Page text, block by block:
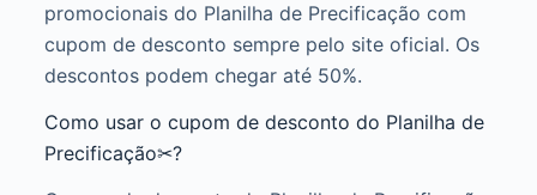
promocionais do Planilha de Precificação com
cupom de desconto sempre pelo site oficial. Os
descontos podem chegar até 50%.
Como usar o cupom de desconto do Planilha de
Precificação✂?